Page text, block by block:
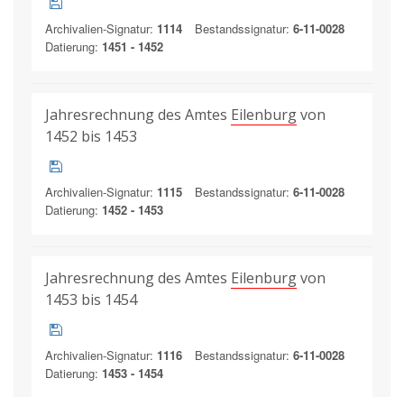
Archivalien-Signatur: 1114 Bestandssignatur: 6-11-0028
Datierung: 1451 - 1452
Jahresrechnung des Amtes Eilenburgvon
1452 bis 1453
Archivalien-Signatur: 1115 Bestandssignatur: 6-11-0028
Datierung: 1452 - 1453
Jahresrechnung des Amtes Eilenburgvon
1453 bis 1454
Archivalien-Signatur: 1116 Bestandssignatur: 6-11-0028
Datierung: 1453 - 1454